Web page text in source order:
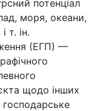
потенціал
моря, океани,
т. ін.
(ЕГП) —
щодо інших
господарське